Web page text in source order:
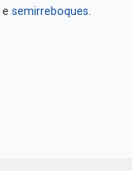
e semirreboques.